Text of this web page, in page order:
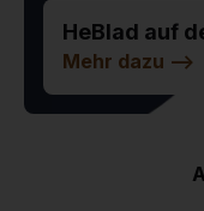
HeBlad auf
Mehr dazu -->